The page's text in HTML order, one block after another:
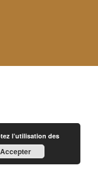
l’utilisation des
Accepter